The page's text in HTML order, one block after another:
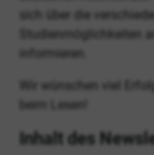
sich über die
Studienmöglichkeiten
informieren.
Wir wünschen viel
beim Lesen!
Inhalt des